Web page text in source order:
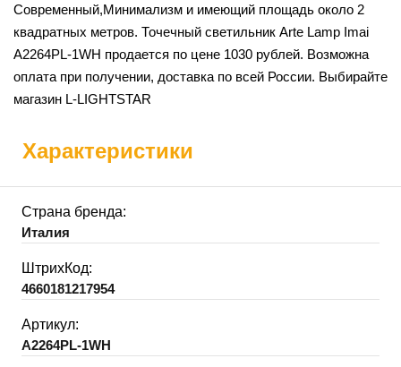
Современный,Минимализм и имеющий площадь около 2
квадратных метров. Точечный светильник Arte Lamp Imai
A2264PL-1WH продается по цене 1030 рублей. Возможна
оплата при получении, доставка по всей России. Выбирайте
магазин L-LIGHTSTAR
Характеристики
Страна бренда:
Италия
ШтрихКод:
4660181217954
Артикул:
A2264PL-1WH